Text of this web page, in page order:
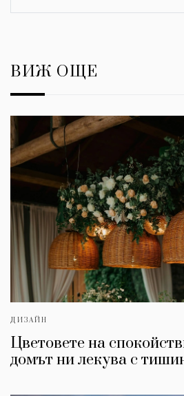
ВИЖ ОЩЕ
ДИЗАЙН
Цветовете на
домът ни лекува с